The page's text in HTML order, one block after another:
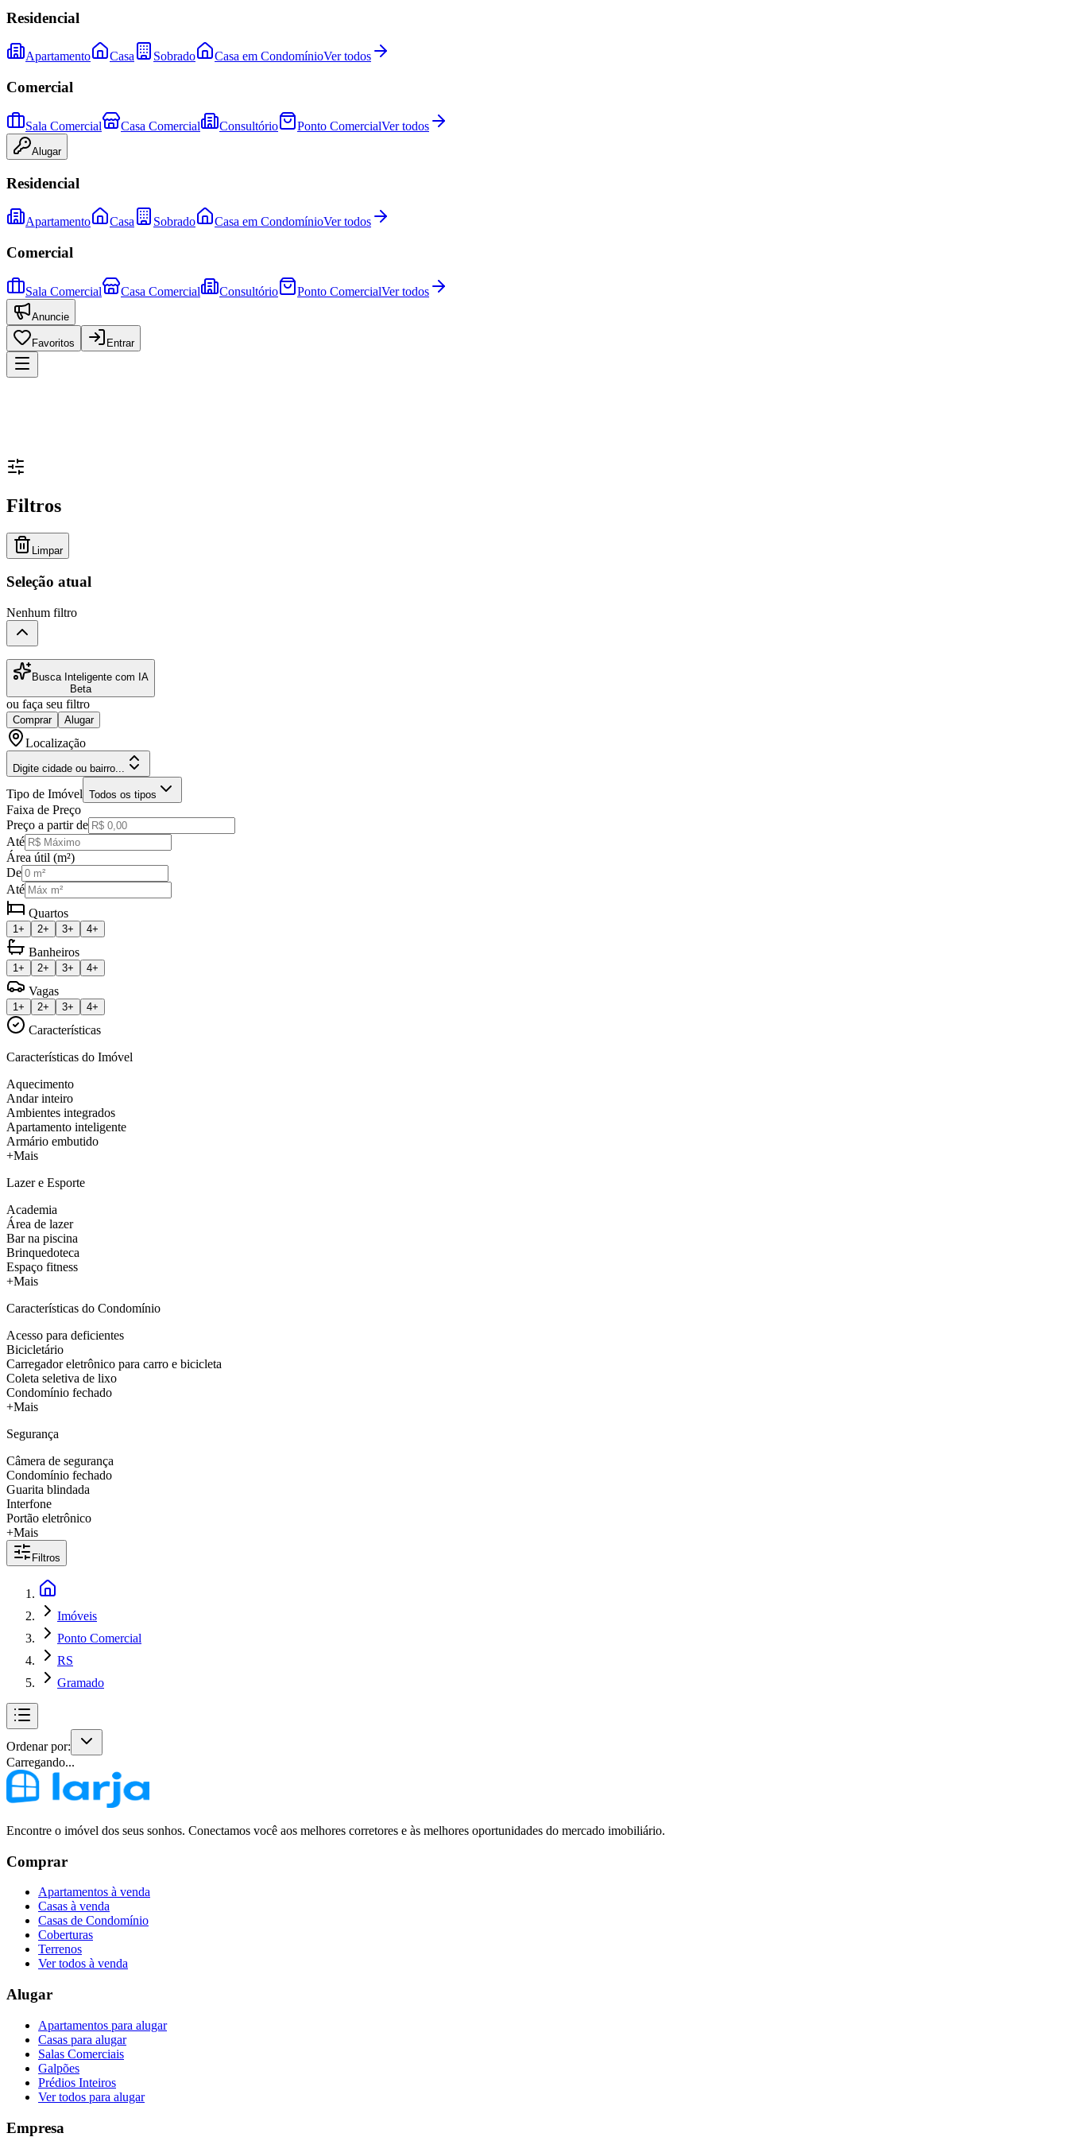
Residencial
Apartamento Casa Sobrado Casa em CondomínioVer todos
Comercial
Sala Comercial Casa Comercial Consultório Ponto ComercialVer todos
Alugar
Residencial
Apartamento Casa Sobrado Casa em CondomínioVer todos
Comercial
Sala Comercial Casa Comercial Consultório Ponto ComercialVer todos
Anuncie
Favoritos Entrar
Filtros
Limpar
Seleção atual
Nenhum filtro
Busca Inteligente com IA
Beta
ou faça seu filtro
Comprar Alugar
Localização
Digite cidade ou bairro...
Tipo de Imóvel Todos os tipos
Faixa de Preço
Preço a partir de
Até
Área útil (m²)
De
Até
Quartos
1+ 2+ 3+ 4+
Banheiros
1+ 2+ 3+ 4+
Vagas
1+ 2+ 3+ 4+
Características
Características do Imóvel
Aquecimento
Andar inteiro
Ambientes integrados
Apartamento inteligente
Armário embutido
+Mais
Lazer e Esporte
Academia
Área de lazer
Bar na piscina
Brinquedoteca
Espaço fitness
+Mais
Características do Condomínio
Acesso para deficientes
Bicicletário
Carregador eletrônico para carro e bicicleta
Coleta seletiva de lixo
Condomínio fechado
+Mais
Segurança
Câmera de segurança
Condomínio fechado
Guarita blindada
Interfone
Portão eletrônico
+Mais
Filtros
Imóveis
Ponto Comercial
RS
Gramado
Ordenar por:
Carregando...
Encontre o imóvel dos seus sonhos. Conectamos você aos melhores corretores e às melhores oportunidades do mercado imobiliário.
Comprar
Apartamentos à venda
Casas à venda
Casas de Condomínio
Coberturas
Terrenos
Ver todos à venda
Alugar
Apartamentos para alugar
Casas para alugar
Salas Comerciais
Galpões
Prédios Inteiros
Ver todos para alugar
Empresa